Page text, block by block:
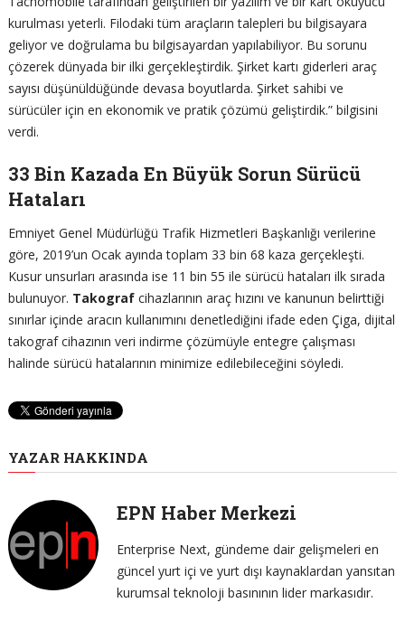
kurulması yeterli. Filodaki tüm araçların talepleri bu bilgisayara
geliyor ve doğrulama bu bilgisayardan yapılabiliyor. Bu sorunu
çözerek dünyada bir ilki gerçekleştirdik. Şirket kartı giderleri araç
sayısı düşünüldüğünde devasa boyutlarda. Şirket sahibi ve
sürücüler için en ekonomik ve pratik çözümü geliştirdik.” bilgisini
verdi.
33 Bin Kazada En Büyük Sorun Sürücü
Hataları
Emniyet Genel Müdürlüğü Trafik Hizmetleri Başkanlığı verilerine
göre, 2019’un Ocak ayında toplam 33 bin 68 kaza gerçekleşti.
Kusur unsurları arasında ise 11 bin 55 ile sürücü hataları ilk sırada
bulunuyor. Takografcihazlarının araç hızını ve kanunun belirttiği
sınırlar içinde aracın kullanımını denetlediğini ifade eden Çiga, dijital
takograf cihazının veri indirme çözümüyle entegre çalışması
halinde sürücü hatalarının minimize edilebileceğini söyledi.
YAZAR HAKKINDA
EPN Haber Merkezi
Enterprise Next, gündeme dair gelişmeleri en
güncel yurt içi ve yurt dışı kaynaklardan yansıtan
kurumsal teknoloji basınının lider markasıdır.